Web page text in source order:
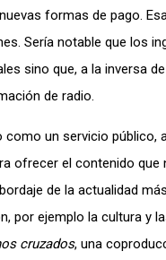
formas de pago.
Sería notable que los
sino que, a la inversa
de radio.
un servicio público,
ofrecer el contenido
de la actualidad
por ejemplo la cultura y
cruzados, una